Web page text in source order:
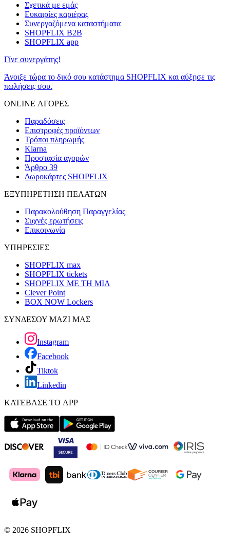
Σχετικά με εμάς
Ευκαιρίες καριέρας
Συνεργαζόμενα καταστήματα
SHOPFLIX B2B
SHOPFLIX app
Γίνε συνεργάτης!
Άνοιξε τώρα το δικό σου κατάστημα SHOPFLIX και αύξησε τις
πωλήσεις σου.
ONLINE ΑΓΟΡΕΣ
Παραδόσεις
Επιστροφές προϊόντων
Τρόποι πληρωμής
Klarna
Προστασία αγορών
Άρθρο 39
Δωροκάρτες SHOPFLIX
ΕΞΥΠΗΡΕΤΗΣΗ ΠΕΛΑΤΩΝ
Παρακολούθηση Παραγγελίας
Συχνές ερωτήσεις
Επικοινωνία
ΥΠΗΡΕΣΙΕΣ
SHOPFLIX max
SHOPFLIX tickets
SHOPFLIX ΜΕ ΤΗ ΜΙΑ
Clever Point
BOX NOW Lockers
ΣΥΝΔΕΣΟΥ ΜΑΖΙ ΜΑΣ
Instagram
Facebook
Tiktok
Linkedin
ΚΑΤΕΒΑΣΕ ΤΟ APP
© 2026 SHOPFLIX